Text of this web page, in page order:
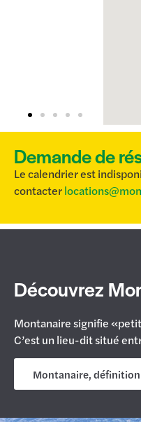
Demande de
Le calendrier est
contacter
Découvrez
Montanaire signifie
C’est un lieu-dit situé
Montanaire,